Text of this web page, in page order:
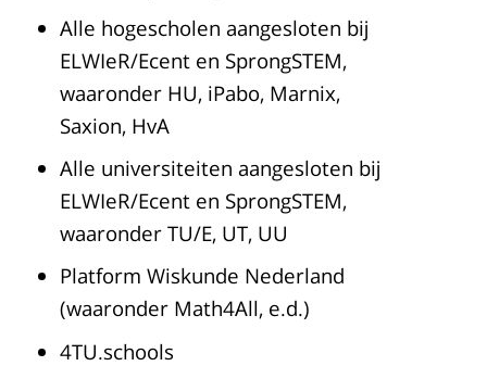
Alle hogescholen aangesloten bij
ELWIeR/Ecent en SprongSTEM,
waaronder HU, iPabo, Marnix,
Saxion, HvA
Alle universiteiten aangesloten bij
ELWIeR/Ecent en SprongSTEM,
waaronder TU/E, UT, UU
Platform Wiskunde Nederland
(waaronder Math4All, e.d.)
4TU.schools